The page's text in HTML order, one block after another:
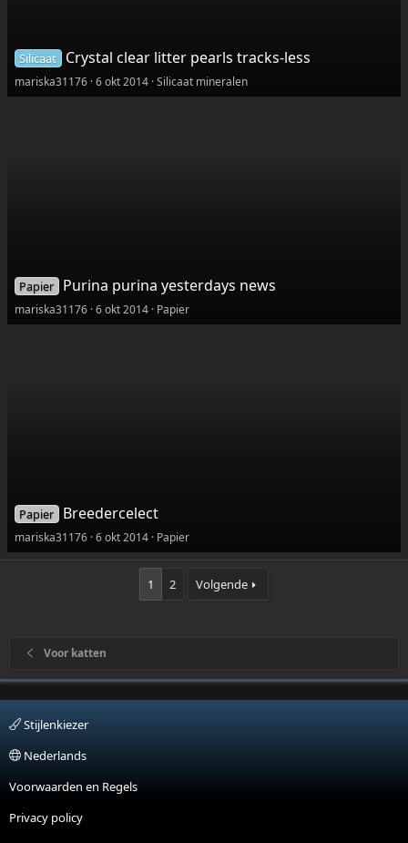
Silicaat Crystal clear litter pearls tracks-less
mariska31176 6 okt 2014 Silicaat mineralen
Papier Purina purina yesterdays news
mariska31176 6 okt 2014 Papier
Papier Breedercelect
mariska31176 6 okt 2014 Papier
1 2 Volgende
Voor katten
Stijlenkiezer
Nederlands
Voorwaarden en Regels
Privacy policy